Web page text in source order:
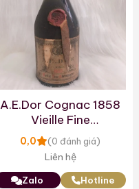
A.E.Dor Cognac 1858
Vieille Fine
Champagne
0,0 (0 đánh giá)
Liên hệ
Zalo Hotline